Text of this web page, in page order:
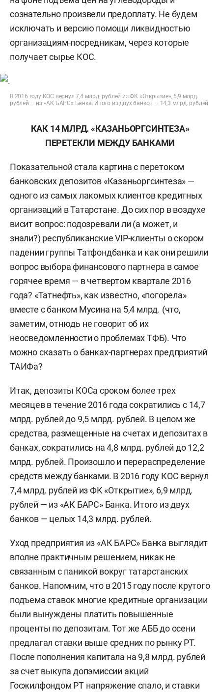
сознательно произвели предоплату. Не будем
исключать и версию помощи ликвидностью
организациям-посредникам, через которые
получает сырье КОС.
В 2016 году КОС вернул 7,4 млрд. рублей из ФК «Открытие», 6,9 млрд.
рублей — из «АК БАРС» Банка. Итого из двух банков — 14,3 млрд. рублей
КАК 14 МЛРД. «КАЗАНЬОРГСИНТЕЗА»
ПЕРЕТЕКЛИ МЕЖДУ БАНКАМИ
Показательной стала картина с перетоком
банковских депозитов «Казаньоргсинтеза» —
одного из самых лакомых клиентов кредитных
организаций в Татарстане. До сих пор в воздухе
висит вопрос: подозревали ли (а может, и
знали?) республиканские VIP-клиенты о скором
падении группы Татфондбанка и как они решили
вопрос выбора финансового партнера в самое
горячее время — в четвертом квартале 2016
года? «Татнефть», как известно, «погорела»
вместе с банком Мусина на 5,4 млрд. (что,
заметим, отнюдь не говорит об их
неосведомленности о проблемах ТФБ). Что
можно сказать о банках-партнерах предприятий
ТАИФа?
Итак, депозиты КОСа сроком более трех
месяцев в течение 2016 года сократились с 14,7
млрд. рублей до 9,5 млрд. рублей. В целом же
средства, размещенные на счетах и депозитах в
банках, сократились на 4,8 млрд. рублей до 12,2
млрд. рублей. Произошло и перераспределение
средств между банками. В 2016 году КОС вернул
7,4 млрд. рублей из ФК «Открытие», 6,9 млрд.
рублей — из «АК БАРС» Банка. Итого из двух
банков — целых 14,3 млрд. рублей.
Уход предприятия из «АК БАРС» Банка выглядит
вполне практичным решением, никак не
связанным с паникой вокруг татарстанских
банков. Напомним, что в 2015 году после крутого
подъема ставок многие кредитные организации
были вынуждены платить повышенные
проценты по депозитам. Тот же АББ до осени
предлагал ставки выше средних по рынку РТ.
После пополнения капитала на 9,8 млрд. рублей
за счет выкупа допэмиссии акций
Госжилфондом РТ напряжение спало, и ставки